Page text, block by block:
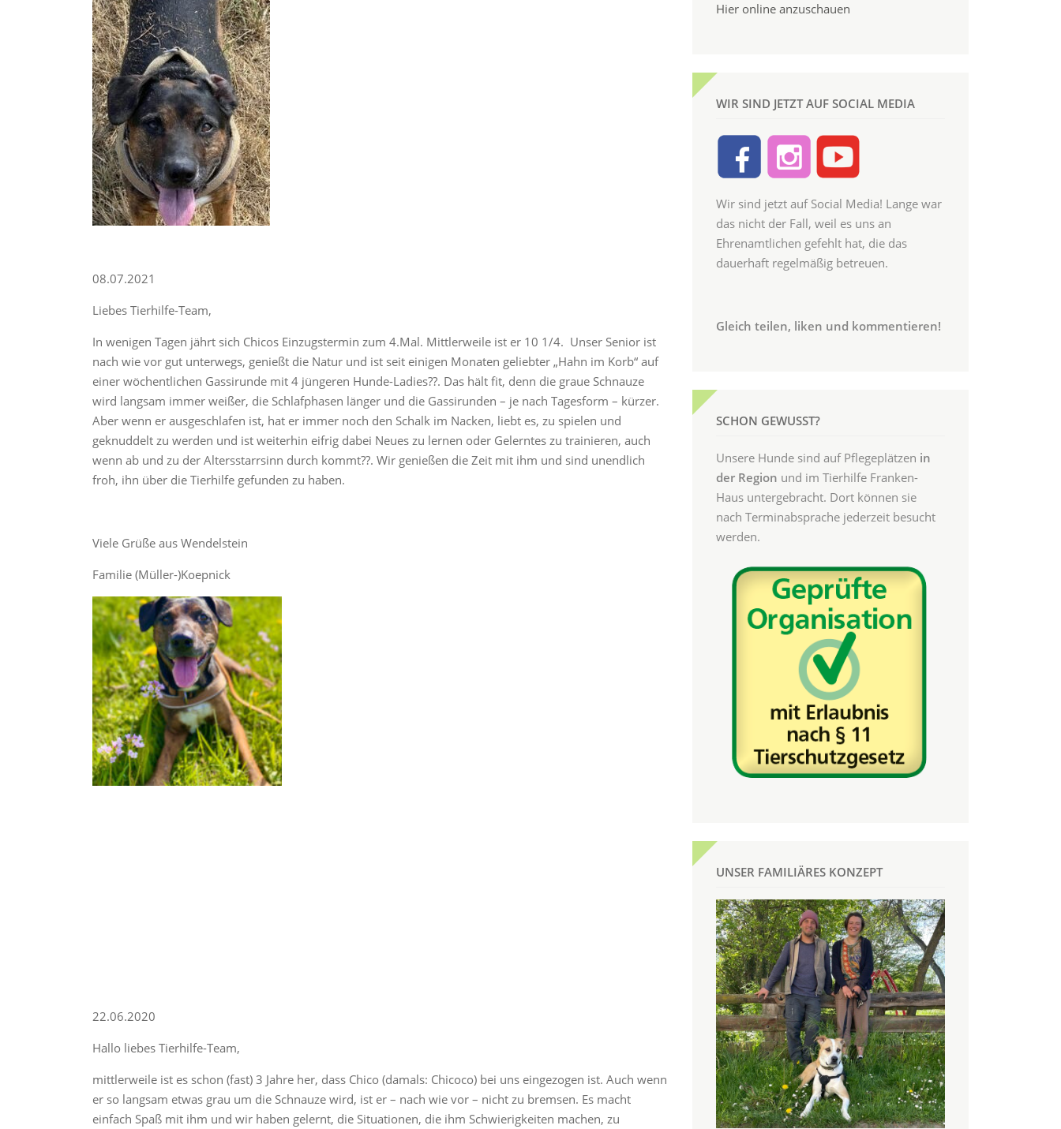
08.07.2021
Liebes Tierhilfe-Team,
In wenigen Tagen jährt sich Chicos Einzugstermin zum 4.Mal. Mittlerweile ist er 10 1/4. Unser Senior ist
nach wie vor gut unterwegs, genießt die Natur und ist seit einigen Monaten geliebter „Hahn im Korb“ auf
einer wöchentlichen Gassirunde mit 4 jüngeren Hunde-Ladies??. Das hält fit, denn die graue Schnauze
wird langsam immer weißer, die Schlafphasen länger und die Gassirunden – je nach Tagesform – kürzer.
Aber wenn er ausgeschlafen ist, hat er immer noch den Schalk im Nacken, liebt es, zu spielen und
geknuddelt zu werden und ist weiterhin eifrig dabei Neues zu lernen oder Gelerntes zu trainieren, auch
wenn ab und zu der Altersstarrsinn durch kommt??. Wir genießen die Zeit mit ihm und sind unendlich
froh, ihn über die Tierhilfe gefunden zu haben.
Viele Grüße aus Wendelstein
Familie (Müller-)Koepnick
22.06.2020
Hallo liebes Tierhilfe-Team,
mittlerweile ist es schon (fast) 3 Jahre her, dass Chico (damals: Chicoco) bei uns eingezogen ist. Auch wenn
er so langsam etwas grau um die Schnauze wird, ist er – nach wie vor – nicht zu bremsen. Es macht
einfach Spaß mit ihm und wir haben gelernt, die Situationen, die ihm Schwierigkeiten machen, zu
Hier online anzuschauen
WIR SIND JETZT AUF SOCIAL MEDIA
Wir sind jetzt auf Social Media! Lange war
das nicht der Fall, weil es uns an
Ehrenamtlichen gefehlt hat, die das
dauerhaft regelmäßig betreuen.
Gleich teilen, liken und kommentieren!
SCHON GEWUSST?
Unsere Hunde sind auf Pflegeplätzen in
der Region und im Tierhilfe Franken-
Haus untergebracht. Dort können sie
nach Terminabsprache jederzeit besucht
werden.
UNSER FAMILIÄRES KONZEPT